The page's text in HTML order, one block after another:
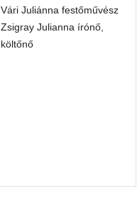
Vári Juliánna festőművész
Zsigray Julianna írónő,
költőnő